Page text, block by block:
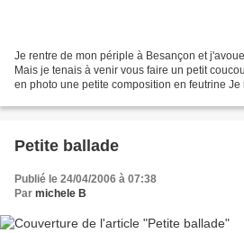
Je rentre de mon périple à Besançon et
Mais je tenais à venir vous faire un petit
en photo une petite composition en feutrine
Petite ballade
Publié le 24/04/2006 à 07:38
Par michele B